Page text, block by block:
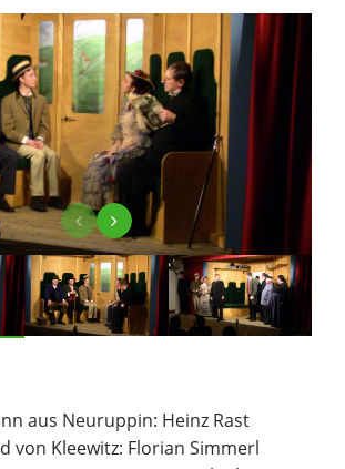
aus Neuruppin: Heinz Rast
von Kleewitz: Florian Simmerl